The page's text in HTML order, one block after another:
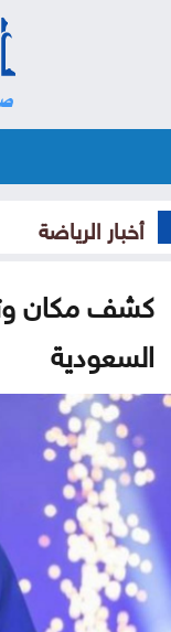
أخبار الرياضة
كشف مكان
السعودية